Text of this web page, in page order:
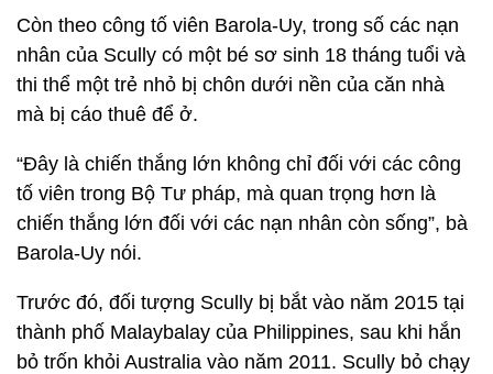
Còn theo công tố viên Barola-Uy, trong số các nạn
nhân của Scully có một bé sơ sinh 18 tháng tuổi và
thi thể một trẻ nhỏ bị chôn dưới nền của căn nhà
mà bị cáo thuê để ở.
“Đây là chiến thắng lớn không chỉ đối với các công
tố viên trong Bộ Tư pháp, mà quan trọng hơn là
chiến thắng lớn đối với các nạn nhân còn sống”, bà
Barola-Uy nói.
Trước đó, đối tượng Scully bị bắt vào năm 2015 tại
thành phố Malaybalay của Philippines, sau khi hắn
bỏ trốn khỏi Australia vào năm 2011. Scully bỏ chạy